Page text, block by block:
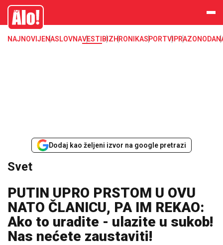
Svet, Ruske vesti, Planeta, Region
Alo
NAJNOVIJENASLOVNAVESTI BIZHRONIKASPORTVIPRAZONODA
Dodaj kao željeni izvor na google pretrazi
Svet
PUTIN UPRO PRSTOM U OVU
NATO ČLANICU, PA IM REKAO:
Ako to uradite - ulazite u sukob!
Nas nećete zaustaviti!